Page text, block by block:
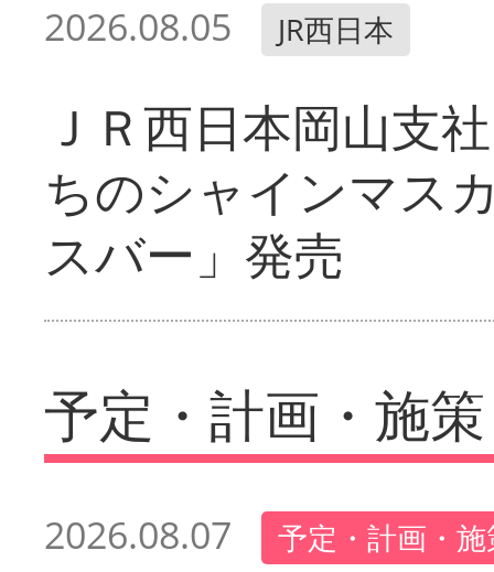
2026.08.05 JR西日本
ＪＲ西日本岡山支
ちのシャインマス
スバー」発売
予定・計画・施策
2026.08.07 予定・計画・